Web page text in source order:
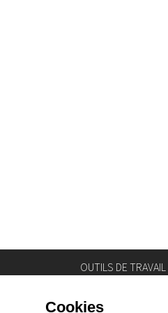
OUTILS DE TRAVAIL
Géoportail